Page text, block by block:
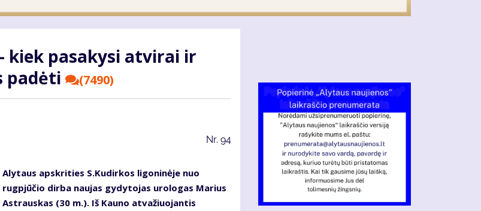
kiek pasakysi atvirai ir
padėti
(7490)
Nr. 94
Alytaus apskrities S.Kudirkos ligoninėje nuo
rugpjūčio dirba naujas gydytojas urologas Marius
Astrauskas (30 m.). Iš Kauno atvažiuojantis